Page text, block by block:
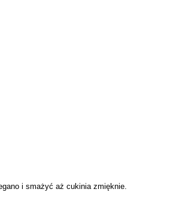
i smażyć aż cukinia zmięknie.